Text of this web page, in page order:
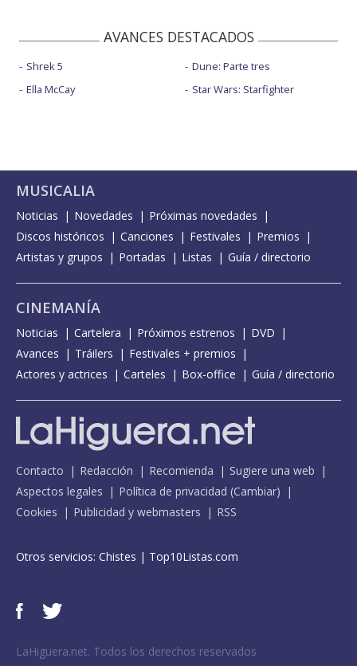
AVANCES DESTACADOS
Shrek 5
Ella McCay
Dune: Parte tres
Star Wars: Starfighter
MUSICALIA
Noticias Novedades
Próximas novedades
Discos históricos
Canciones Festivales
Premios
Artistas y grupos
Portadas Listas Guía / directorio
CINEMANÍA
Noticias Cartelera Próximos estrenos
DVD
Avances
Tráilers
Festivales + premios
Actores y actrices
Carteles Box-office Guía / directorio
Contacto Redacción Recomienda
Sugiere una web
Aspectos legales
Política de privacidad (Cambiar)
Cookies
Publicidad y webmasters RSS
Otros servicios: Chistes | Top10Listas.com
LaHiguera.net. Todos los derechos reservados